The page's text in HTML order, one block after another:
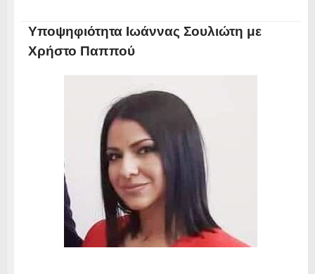
Υποψηφιότητα Ιωάννας Σουλιώτη με
Χρήστο Παππού